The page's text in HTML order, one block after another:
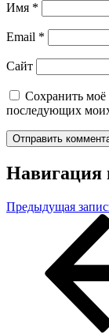
Имя *
Email *
Сайт
Сохранить моё
последующих
Навигация
Предыдущая